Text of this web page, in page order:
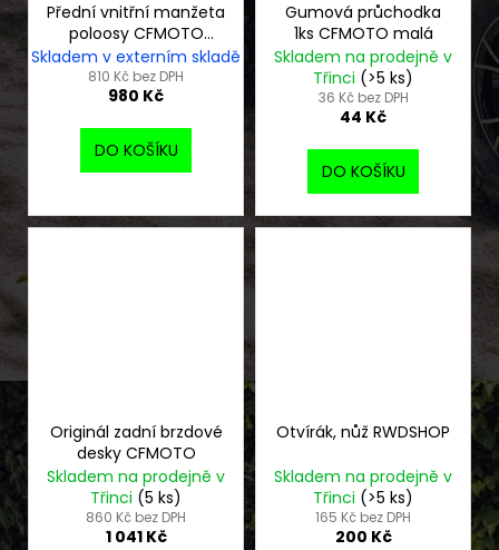
Přední vnitřní manžeta
poloosy CFMOTO
Gladiator
Skladem v externím skladě
810 Kč bez DPH
980 Kč
DO KOŠÍKU
Gumová průchodka
1ks CFMOTO malá
Skladem na prodejně v
Třinci (>5 ks)
36 Kč bez DPH
44 Kč
DO KOŠÍKU
Originál zadní brzdové
desky CFMOTO
Skladem na prodejně v
Třinci (5 ks)
860 Kč bez DPH
1 041 Kč
Otvírák, nůž RWDSHOP
Skladem na prodejně v
Třinci (>5 ks)
165 Kč bez DPH
200 Kč